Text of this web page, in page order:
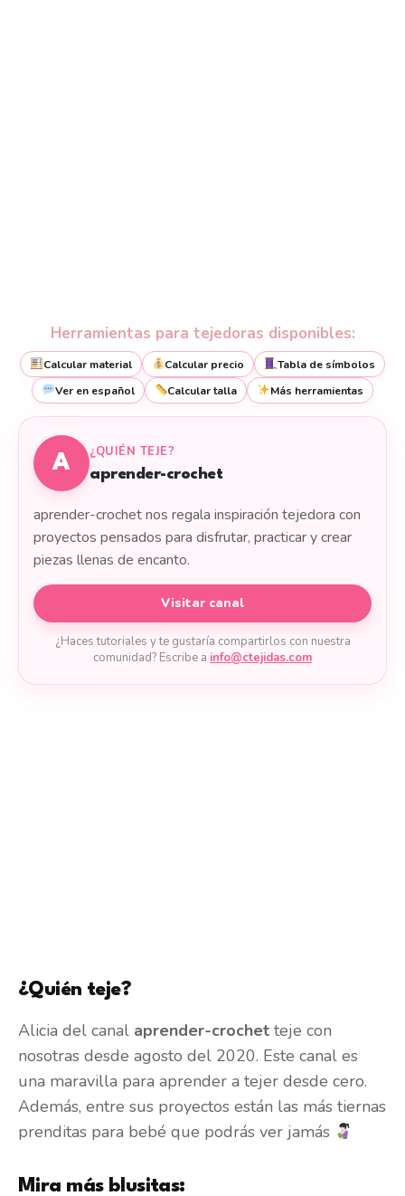
Herramientas para tejedoras disponibles:
Calcular material Calcular precio
Tabla de símbolos
Ver en español
Calcular talla Más herramientas
A
¿QUIÉN TEJE?
aprender-crochet
aprender-crochet nos regala inspiración tejedora con
proyectos pensados para disfrutar, practicar y crear
piezas llenas de encanto.
Visitar canal
¿Haces tutoriales y te gustaría compartirlos con nuestra
comunidad? Escribe a info@ctejidas.com
¿Quién teje?
Alicia del canal aprender-crochet teje con
nosotras desde agosto del 2020. Este canal es
una maravilla para aprender a tejer desde cero.
Además, entre sus proyectos están las más tiernas
prenditas para bebé que podrás ver jamás
Mira más blusitas: